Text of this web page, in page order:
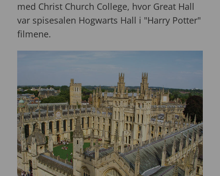
med Christ Church College, hvor Great Hall
var spisesalen Hogwarts Hall i "Harry Potter"
filmene.